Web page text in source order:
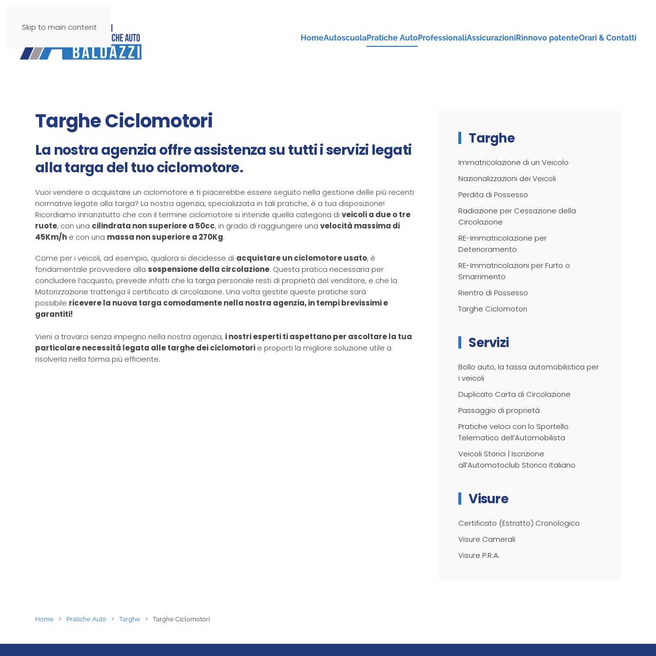
Skip to main content
HomeAutoscuolaPratiche AutoProfessionaliAssicurazioniRinnovo patenteOrari & Contatti
Targhe Ciclomotori
La nostra agenzia offre assistenza su tutti i servizi legati
alla targa del tuo ciclomotore.
Vuoi vendere o acquistare un ciclomotore e ti piacerebbe essere seguito nella gestione delle più recenti
normative legate alla targa? La nostra agenzia, specializzata in tali pratiche, è a tua disposizione!
Ricordiamo innanzitutto che con il termine ciclomotore si intende quella categoria di veicoli a due o tre
ruote, con una cilindrata non superiore a 50cc, in grado di raggiungere una velocità massima di
45Km/h e con una massa non superiore a 270Kg.
Come per i veicoli, ad esempio, qualora si decidesse di acquistare un ciclomotore usato, è
fondamentale provvedere alla sospensione della circolazione. Questa pratica necessaria per
concludere l’acquisto, prevede infatti che la targa personale resti di proprietà del venditore, e che la
Motorizzazione trattenga il certificato di circolazione. Una volta gestite queste pratiche sarà
possibile ricevere la nuova targa comodamente nella nostra agenzia, in tempi brevissimi e
garantiti!
Vieni a trovarci senza impegno nella nostra agenzia, i nostri esperti ti aspettano per ascoltare la tua
particolare necessità legata alle targhe dei ciclomotori e proporti la migliore soluzione utile a
risolverla nella forma più efficiente.
Targhe
Immatricolazione di un Veicolo
Nazionalizzazioni dei Veicoli
Perdita di Possesso
Radiazione per Cessazione della
Circolazione
RE-Immatricolazione per
Deterioramento
RE-Immatricolazioni per Furto o
Smarrimento
Rientro di Possesso
Targhe Ciclomotori
Servizi
Bollo auto, la tassa automobilistica per
i veicoli
Duplicato Carta di Circolazione
Passaggio di proprietà
Pratiche veloci con lo Sportello
Telematico dell’Automobilista
Veicoli Storici | Iscrizione
all’Automotoclub Storico Italiano
Visure
Certificato (Estratto) Cronologico
Visure Camerali
Visure P.R.A.
Home Pratiche Auto Targhe Targhe Ciclomotori